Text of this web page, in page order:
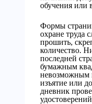
обучения или
Формы
охране труда
прошить,
количество.
последней
бумажным
невозможным
изъятие или
дневник